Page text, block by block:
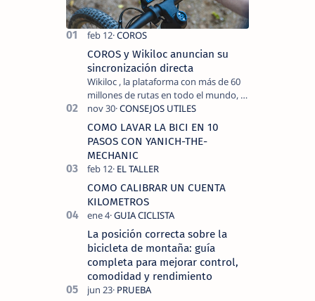
COROS y Wikiloc anuncian su
sincronización directa
Wikiloc , la plataforma con más de 60
millones de rutas en todo el mundo, y
COROS , marca de dispositivos GPS
reconocida mundialmente por su
tecnolo…
COMO LAVAR LA BICI EN 10
PASOS CON YANICH-THE-
MECHANIC
COMO CALIBRAR UN CUENTA
KILOMETROS
La posición correcta sobre la
bicicleta de montaña: guía
completa para mejorar control,
comodidad y rendimiento